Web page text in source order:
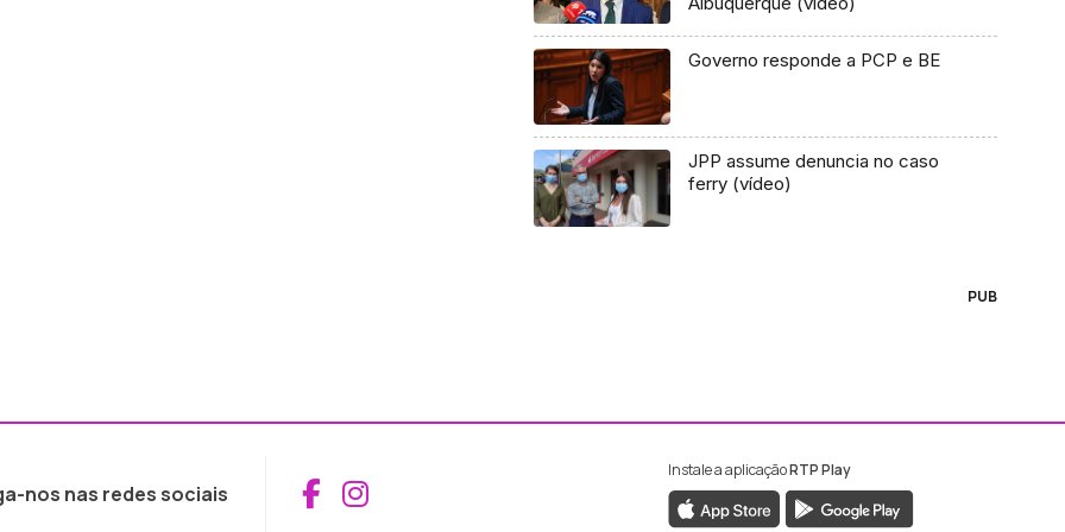
Governo responde a PCP e BE
JPP assume denuncia no caso
ferry (vídeo)
PUB
nos nas redes sociais Aceder ao Facebook da RTP Madeira
Aceder ao Instagram da RTP Madeira
Instale a aplicaçãoRTP Play